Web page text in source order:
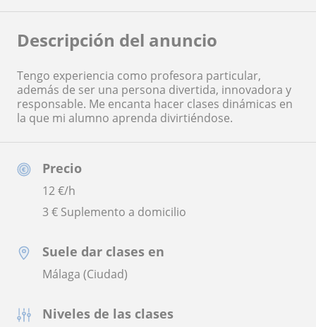
Precio
12€/h
3 € Suplemento a domicilio
Suele dar clases en
Málaga (Ciudad)
Niveles de las clases
Descripción del anuncio
Tengo experiencia como profesora particular,
además de ser una persona divertida, innovadora y
responsable. Me encanta hacer clases dinámicas en
la que mi alumno aprenda divirtiéndose.